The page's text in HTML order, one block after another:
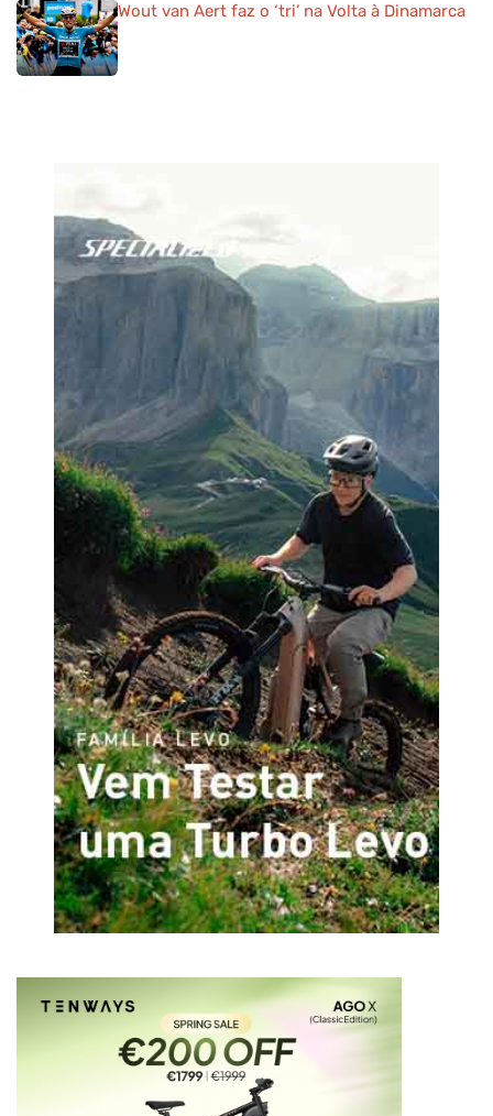
Wout van Aert faz o ‘tri’ na Volta à Dinamarca